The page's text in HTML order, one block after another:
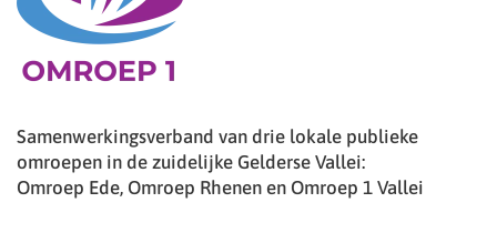
Samenwerkingsverband van drie lokale publieke
omroepen in de zuidelijke Gelderse Vallei:
Omroep Ede, Omroep Rhenen en Omroep 1 Vallei